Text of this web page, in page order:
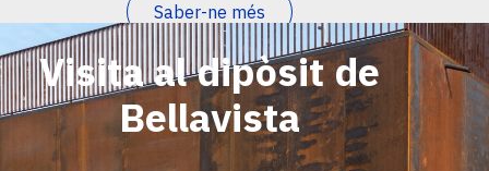
Saber-ne més
Visita al dipòsit de
Bellavista